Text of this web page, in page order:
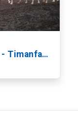
Paseo en Camello - Timanfaya